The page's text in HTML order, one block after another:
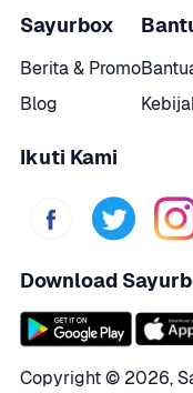
Sayurbox
Berita & Promo
Blog
Ikuti Kami
Download
Copyright © 2026,